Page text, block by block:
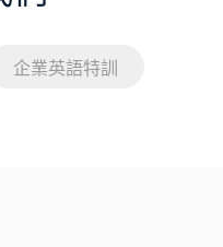
企業英語特訓